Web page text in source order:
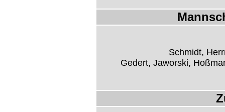
Schmidt,
Gedert, Jaworski,